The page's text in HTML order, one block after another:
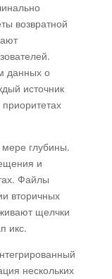
возвратной
данных о
источник
глубины.
и
Файлы
вторичных
щелчки
икс.
нескольких